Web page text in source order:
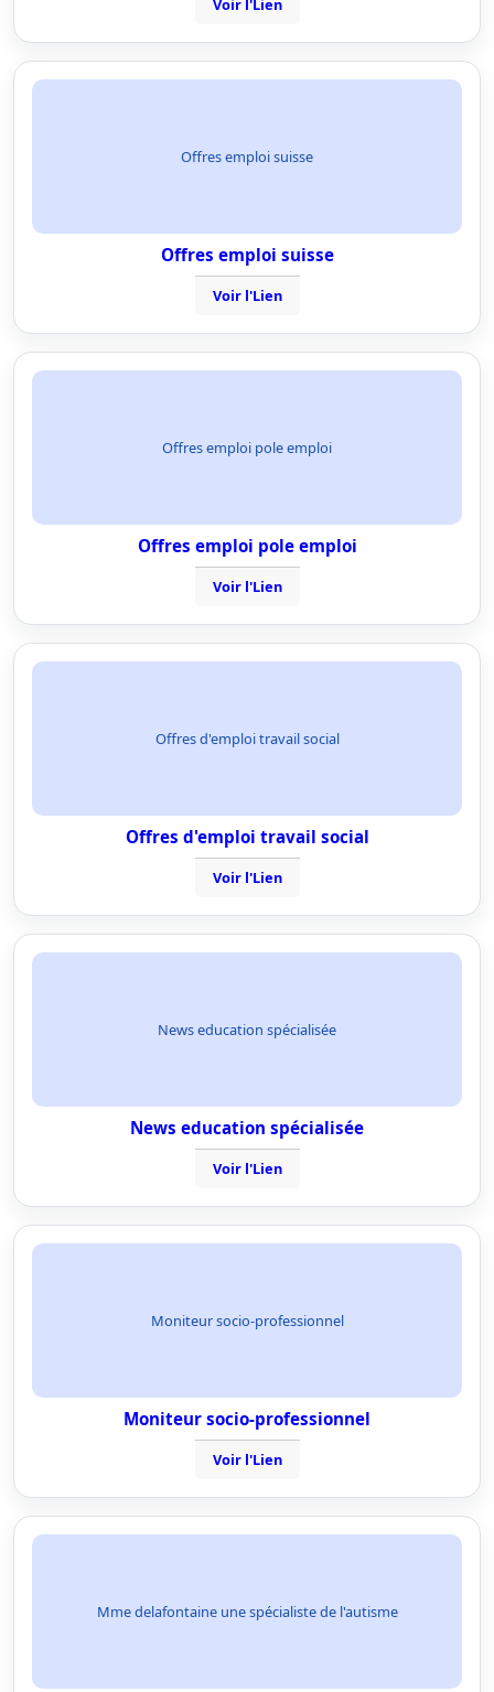
Voir l'Lien
Offres emploi suisse
Offres emploi suisse
Voir l'Lien
Offres emploi pole emploi
Offres emploi pole emploi
Voir l'Lien
Offres d'emploi travail social
Offres d'emploi travail social
Voir l'Lien
News education spécialisée
News education spécialisée
Voir l'Lien
Moniteur socio-professionnel
Moniteur socio-professionnel
Voir l'Lien
Mme delafontaine une spécialiste de l'autisme